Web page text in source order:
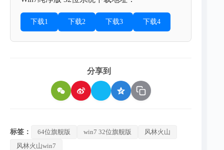
下载1 下载2 下载3 下载4
分享到
标签： 64位旗舰版 win7 32位旗舰版
风林火山
风林火山win7